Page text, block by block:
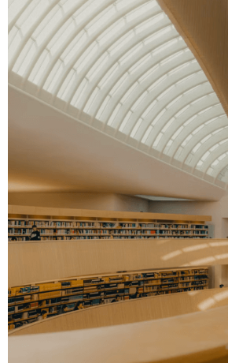
Karriere
Kontakt Zürich
Löwenstrasse 1
M: zh@barandun-law.ch
Kontakt Zug
Bahnhofstrasse 17
6300 Zug
T: +41 41 349 56 56
M: zg@barandun-law.ch
DATENSCHUTZLINKEDIN